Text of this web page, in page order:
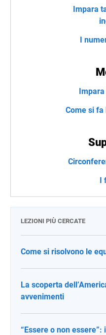
Impara
I
Come si
I
LEZIONI PIÙ CERCATE
Come si risolvono le
La scoperta
avvenimenti
“Essere o non